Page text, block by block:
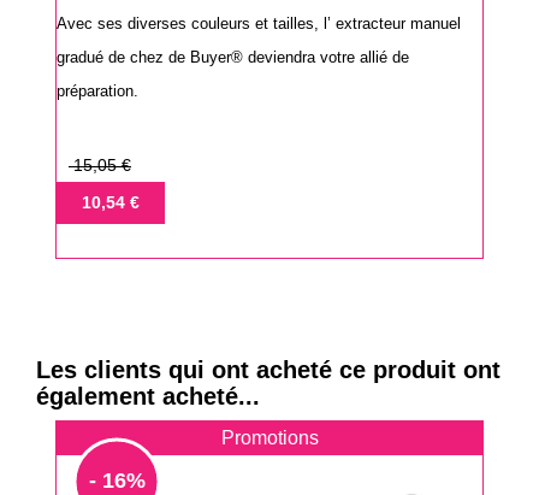
Avec ses diverses couleurs et tailles, l’ extracteur manuel
gradué de chez de Buyer® deviendra votre allié de
préparation.
Prix
base
15,05 €
Prix10,54 €
Les clients qui ont acheté ce produit ont
également acheté...
Promotions
- 16%